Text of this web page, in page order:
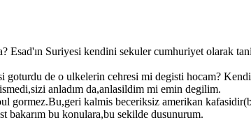
Esad'ın Suriyesi kendini sekuler cumhuriyet olarak
goturdu de o ulkelerin cehresi mi degisti hocam?
anladım da,anlasildim mi emin degilim.
gormez.Bu,geri kalmis beceriksiz amerikan
bakarım bu konulara,bu sekilde dusunurum.